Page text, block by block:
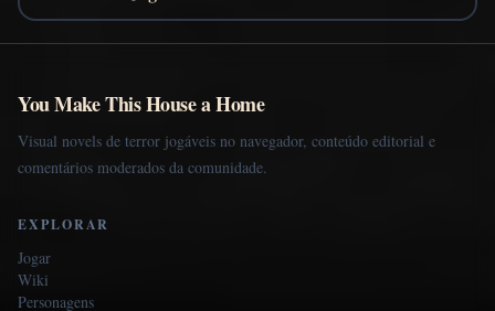
You Make This House a Home
Visual novels de terror jogáveis no navegador, conteúdo editorial e
comentários moderados da comunidade.
EXPLORAR
Jogar
Wiki
Personagens